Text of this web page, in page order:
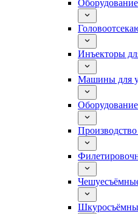
Инъекторы
Машины для